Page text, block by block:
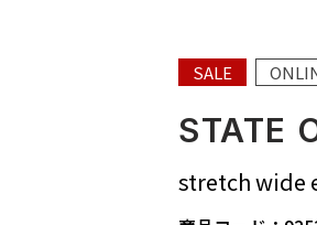
SALE
STATE
stretch wide